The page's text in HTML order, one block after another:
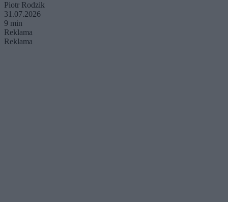
Piotr Rodzik
31.07.2026
9 min
Reklama
Reklama